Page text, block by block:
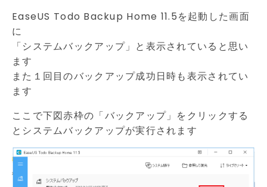
EaseUS Todo Backup Home 11.5を起動した画面
に
「システムバックアップ」と表示されていると思い
ます
また１回目のバックアップ成功日時も表示されてい
ます
ここで下図赤枠の「バックアップ」をクリックする
とシステムバックアップが実行されます